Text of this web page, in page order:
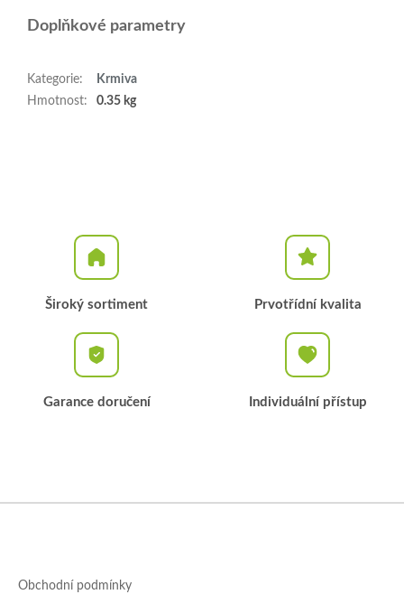
Doplňkové parametry
Kategorie:
Krmiva
Hmotnost: 0.35 kg
Široký sortiment Prvotřídní kvalita
Garance doručení Individuální přístup
Obchodní podmínky